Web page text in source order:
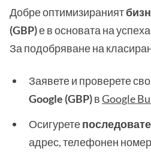
Добре оптимизираният
(GBP)е в основата на
За подобряване на
Заявете и проверете
Google (GBP)вGoogle
Осигурете
адрес, телефонен